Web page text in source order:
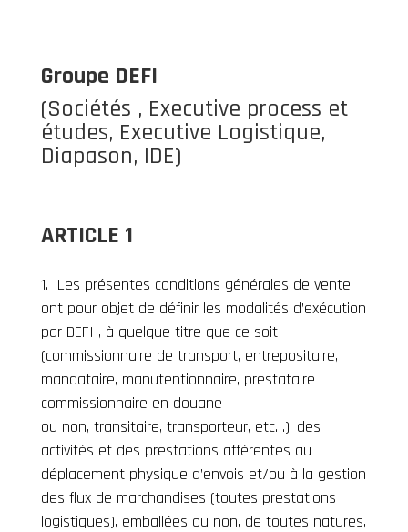
Groupe DEFI
(Sociétés , Executive process et
études, Executive Logistique,
Diapason, IDE)
ARTICLE 1
Les présentes conditions générales de vente
ont pour objet de définir les modalités d’exécution
par DEFI , à quelque titre que ce soit
(commissionnaire de transport, entrepositaire,
mandataire, manutentionnaire, prestataire
commissionnaire en douane
ou non, transitaire, transporteur, etc…), des
activités et des prestations afférentes au
déplacement physique d’envois et/ou à la gestion
des flux de marchandises (toutes prestations
logistiques), emballées ou non, de toutes natures,